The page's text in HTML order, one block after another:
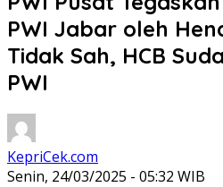
PWI Jabar oleh
Tidak Sah, HCB
PWI
KepriCek.com
Senin, 24/03/2025 - 05:32 WIB